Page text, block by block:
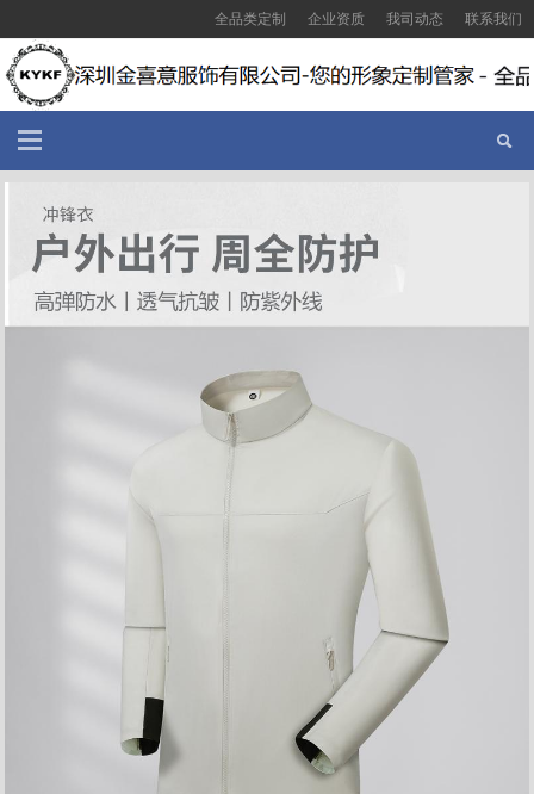
全品类定制 企业资质 我司动态 联系我们